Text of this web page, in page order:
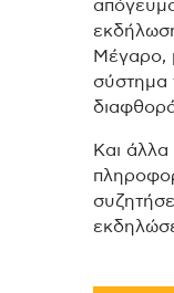
Μέγαρο,
σύστημα
Και